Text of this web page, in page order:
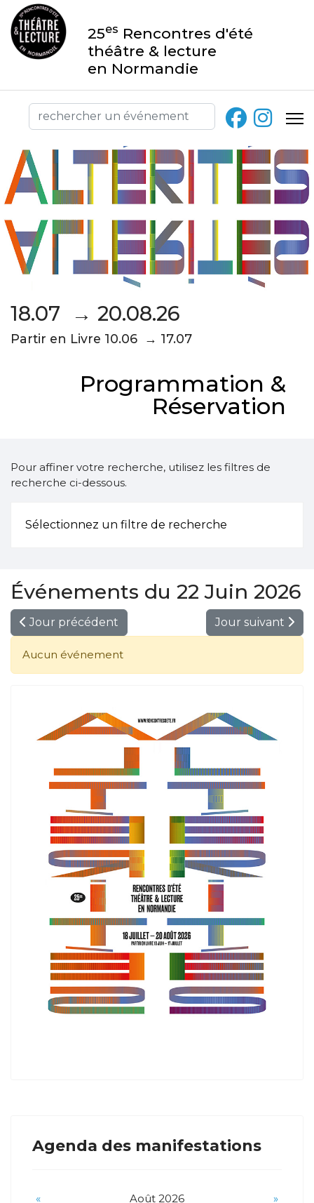
25es Rencontres d'été
théâtre & lecture
en Normandie
18.07 → 20.08.26
Partir en Livre 10.06 → 17.07
Programmation &
Réservation
Pour affiner votre recherche, utilisez les filtres de
recherche ci-dessous.
Sélectionnez un filtre de recherche
Événements du 22 Juin 2026
Jour précédent Jour suivant
Aucun événement
Agenda des manifestations
« Août 2026 »